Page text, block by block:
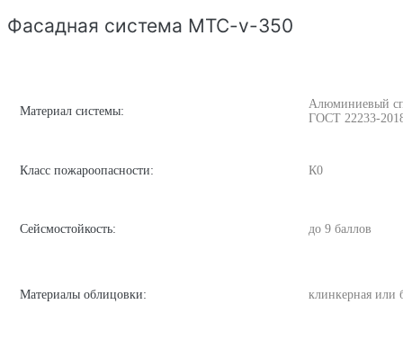
Фасадная система MTC-v-350
Материал системы:
Алюминиевый
ГОСТ 22233-
Класс пожароопасности: К0
Сейсмостойкость: до 9 баллов
Материалы облицовки: клинкерная или